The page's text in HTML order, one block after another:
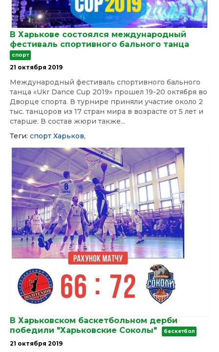
В Харькове состоялся международный
фестиваль спортивного бального танца
спорт
21 октября 2019
Международный фестиваль спортивного бального
танца «Ukr Dance Cup 2019» прошел 19-20 октября во
Дворце спорта. В турнире приняли участие около 2
тыс. танцоров из 17 стран мира в возрасте от 5 лет и
старше. В состав жюри также...
Теги: спорт Харьков,
В Харьковском баскетбольном дерби
победили "Харьковские Соколы"
баскетбол
21 октября 2019